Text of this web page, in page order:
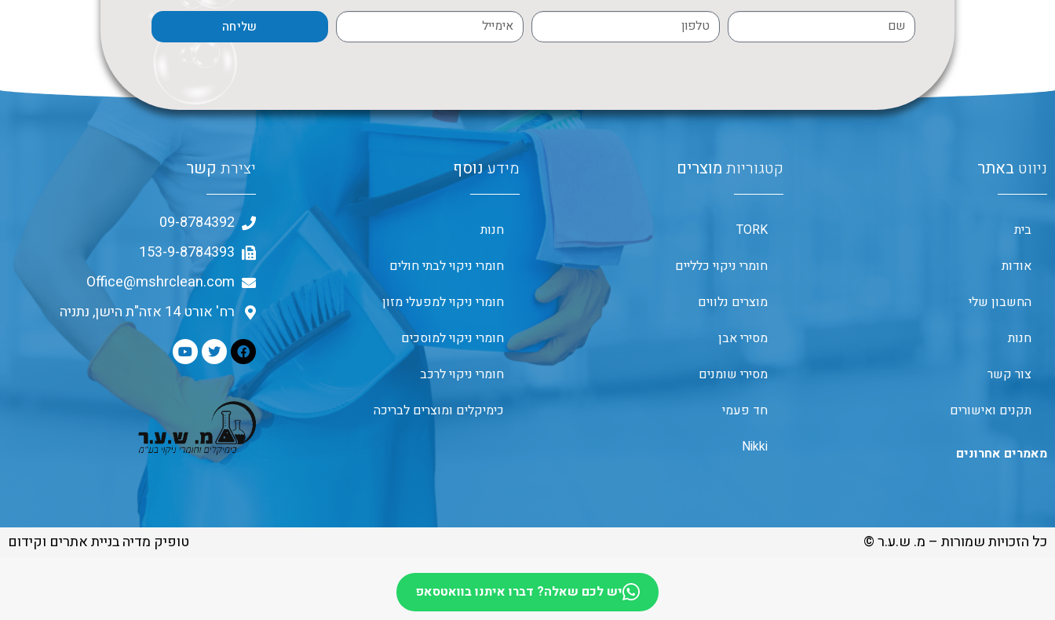
שליחה
ניווט באתר
בית
אודות
החשבון שלי
חנות
צור קשר
תקנים ואישורים
מאמרים אחרונים
קטגוריות מוצרים
TORK
חומרי ניקוי כלליים
מוצרים נלווים
מסירי אבן
מסירי שומנים
חד פעמי
Nikki
מידענוסף
חנות
חומרי ניקוי לבתי חולים
חומרי ניקוי למפעלי מזון
חומרי ניקוי למוסכים
חומרי ניקוי לרכב
כימיקלים ומוצרים לבריכה
יצירת קשר
09-8784392
153-9-8784393
Office@mshrclean.com
רח' אורט 14 אזה"ת הישן, נתניה
כל הזכויות שמורות – מ. ש.ע.ר © טופיק מדיה בניית אתרים וקידום
יש לכם שאלה? דברו איתנו בוואטסאפ